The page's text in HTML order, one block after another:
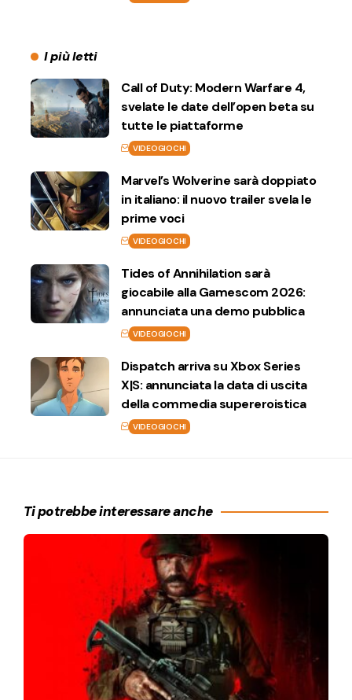
I più letti
Call of Duty: Modern Warfare 4,
svelate le date dell’open beta su
tutte le piattaforme
VIDEOGIOCHI
Marvel’s Wolverine sarà doppiato
in italiano: il nuovo trailer svela le
prime voci
VIDEOGIOCHI
Tides of Annihilation sarà
giocabile alla Gamescom 2026:
annunciata una demo pubblica
VIDEOGIOCHI
Dispatch arriva su Xbox Series
X|S: annunciata la data di uscita
della commedia supereroistica
VIDEOGIOCHI
Ti potrebbe interessare anche